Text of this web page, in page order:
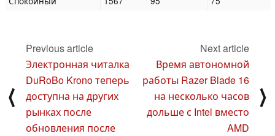
⟨
Previous article
Электронная читалка
DuRoBo Krono теперь
доступна на других
рынках после
обновления после
Next article
Время автономной
работы Razer Blade 16
на несколько часов
дольше с Intel вместо
AMD
⟩